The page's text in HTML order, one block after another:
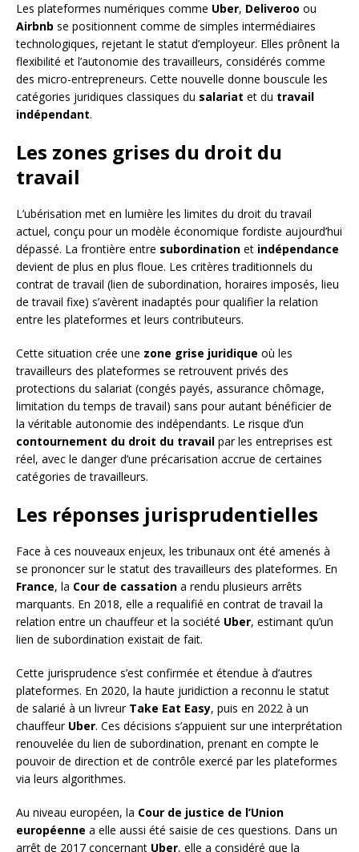
Les plateformes numériques comme Uber, Deliveroo ou
Airbnb se positionnent comme de simples intermédiaires
technologiques, rejetant le statut d’employeur. Elles prônent la
flexibilité et l’autonomie des travailleurs, considérés comme
des micro-entrepreneurs. Cette nouvelle donne bouscule les
catégories juridiques classiques du salariat et du travail
indépendant.
Les zones grises du droit du
travail
L’ubérisation met en lumière les limites du droit du travail
actuel, conçu pour un modèle économique fordiste aujourd’hui
dépassé. La frontière entre subordination et indépendance
devient de plus en plus floue. Les critères traditionnels du
contrat de travail (lien de subordination, horaires imposés, lieu
de travail fixe) s’avèrent inadaptés pour qualifier la relation
entre les plateformes et leurs contributeurs.
Cette situation crée une zone grise juridique où les
travailleurs des plateformes se retrouvent privés des
protections du salariat (congés payés, assurance chômage,
limitation du temps de travail) sans pour autant bénéficier de
la véritable autonomie des indépendants. Le risque d’un
contournement du droit du travail par les entreprises est
réel, avec le danger d’une précarisation accrue de certaines
catégories de travailleurs.
Les réponses jurisprudentielles
Face à ces nouveaux enjeux, les tribunaux ont été amenés à
se prononcer sur le statut des travailleurs des plateformes. En
France, la Cour de cassation a rendu plusieurs arrêts
marquants. En 2018, elle a requalifié en contrat de travail la
relation entre un chauffeur et la société Uber, estimant qu’un
lien de subordination existait de fait.
Cette jurisprudence s’est confirmée et étendue à d’autres
plateformes. En 2020, la haute juridiction a reconnu le statut
de salarié à un livreur Take Eat Easy, puis en 2022 à un
chauffeur Uber. Ces décisions s’appuient sur une interprétation
renouvelée du lien de subordination, prenant en compte le
pouvoir de direction et de contrôle exercé par les plateformes
via leurs algorithmes.
Au niveau européen, la Cour de justice de l’Union
européenne a elle aussi été saisie de ces questions. Dans un
arrêt de 2017 concernant Uber, elle a considéré que la